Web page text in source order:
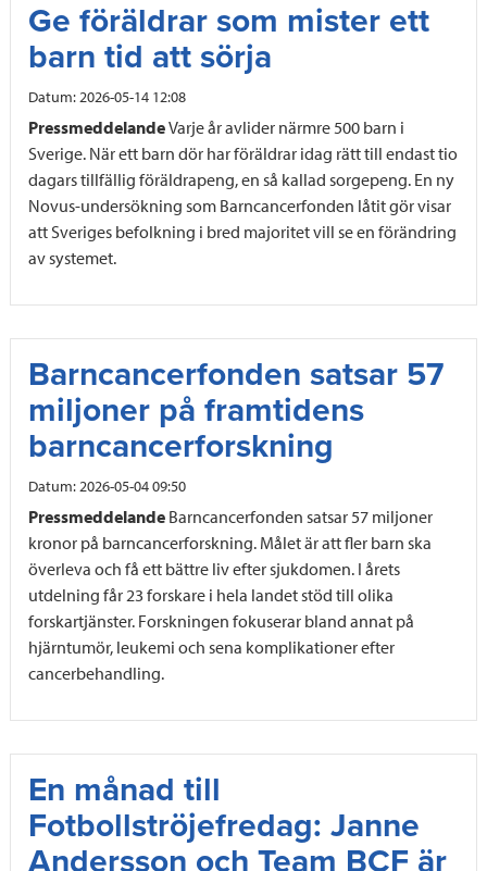
Ge föräldrar som mister ett
barn tid att sörja
Datum:2026-05-14 12:08
PressmeddelandeVarje år avlider närmre 500 barn i
Sverige. När ett barn dör har föräldrar idag rätt till endast tio
dagars tillfällig föräldrapeng, en så kallad sorgepeng. En ny
Novus-undersökning som Barncancerfonden låtit gör visar
att Sveriges befolkning i bred majoritet vill se en förändring
av systemet.
Barncancerfonden satsar 57
miljoner på framtidens
barncancerforskning
Datum:2026-05-04 09:50
Pressmeddelande Barncancerfonden satsar 57 miljoner
kronor på barncancerforskning. Målet är att fler barn ska
överleva och få ett bättre liv efter sjukdomen. I årets
utdelning får 23 forskare i hela landet stöd till olika
forskartjänster. Forskningen fokuserar bland annat på
hjärntumör, leukemi och sena komplikationer efter
cancerbehandling.
En månad till
Fotbollströjefredag: Janne
Andersson och Team BCF är